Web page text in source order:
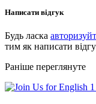
Написати відгук
Будь ласка
тим як написати
Раніше переглянуте